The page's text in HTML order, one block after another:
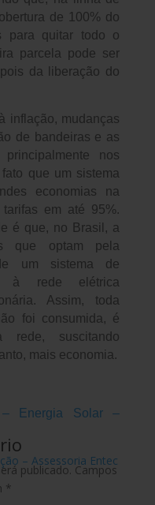
de 100% do
para quitar todo o
parcela pode ser
da liberação do
inflação, mudanças
de bandeiras e as
nos
que um sistema
economias na
em até 95%.
é que, no Brasil, a
que optam pela
um sistema de
à rede elétrica
Assim, toda
foi consumida, é
rede, suscitando
mais economia.
– Energia Solar –
– Assessoria Entec
publicado. Campos
*